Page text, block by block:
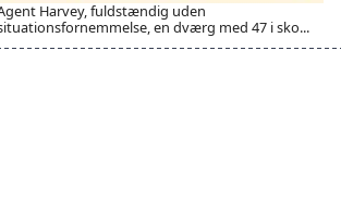
Harvey, fuldstændig uden
en dværg med 47 i sko...